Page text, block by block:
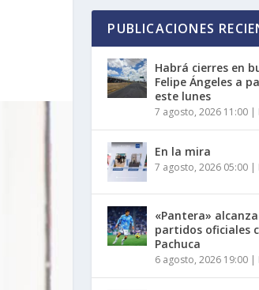
PUBLICACIONES
Habrá cierres en
Felipe Ángeles a
este lunes
7 agosto, 2026 11:00 |
En la mira
7 agosto, 2026 05:00 |
«Pantera»
partidos oficiales
Pachuca
6 agosto, 2026 19:00 |